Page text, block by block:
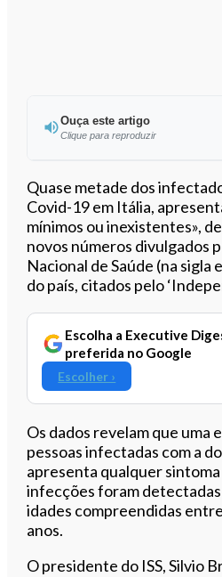
Ouça este artigo
Clique para reproduzir
Ouvir este
Quase metade dos
Covid-19 em Itália,
mínimos ou inexistentes»,
novos números divulgados
Nacional de Saúde (na sigla
do país, citados pelo
Escolha a Executive
preferida no Google
Escolher ›
Os dados revelam que uma
pessoas infectadas com a
apresenta qualquer sintoma
infecções foram detectadas
idades compreendidas
anos.
O presidente do ISS, Silvio